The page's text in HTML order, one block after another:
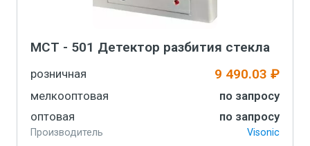
MCT - 501 Детектор разбития стекла
розничная 9 490.03 ₽
мелкооптовая
по запросу
оптовая
по запросу
Производитель Visonic